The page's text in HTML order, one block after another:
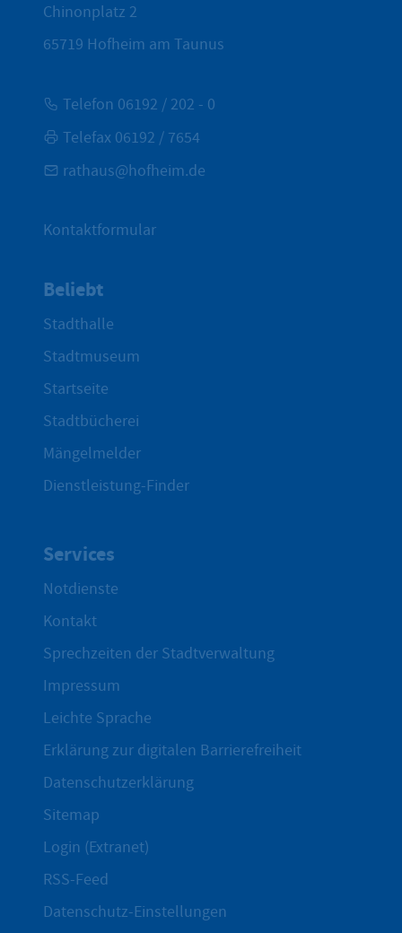
Chinonplatz 2
65719 Hofheim am Taunus
Telefon 06192 / 202 - 0
Telefax 06192 / 7654
rathaus@hofheim.de
Kontaktformular
Beliebt
Stadthalle
Stadtmuseum
Startseite
Stadtbücherei
Mängelmelder
Dienstleistung-Finder
Services
Notdienste
Kontakt
Sprechzeiten der Stadtverwaltung
Impressum
Leichte Sprache
Erklärung zur digitalen Barrierefreiheit
Datenschutzerklärung
Sitemap
Login (Extranet)
RSS-Feed
Datenschutz-Einstellungen